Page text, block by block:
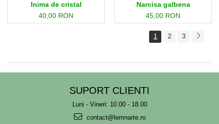
Inima de cristal
40,00 RON
Narcisa galbena
45,00 RON
1 2 3
SUPORT CLIENTI
Luni - Vineri: 10.00 - 18.00
contact@lemnarte.ro